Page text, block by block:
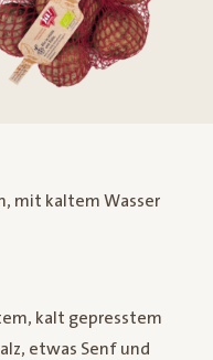
mit kaltem Wasser
kalt gepresstem
etwas Senf und